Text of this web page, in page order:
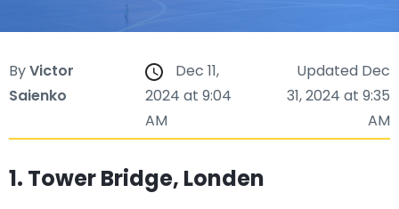
ByVictor
Saienko
Dec 11,
2024 at 9:04
AM
Updated Dec
31, 2024 at 9:35
AM
1. Tower Bridge, Londen